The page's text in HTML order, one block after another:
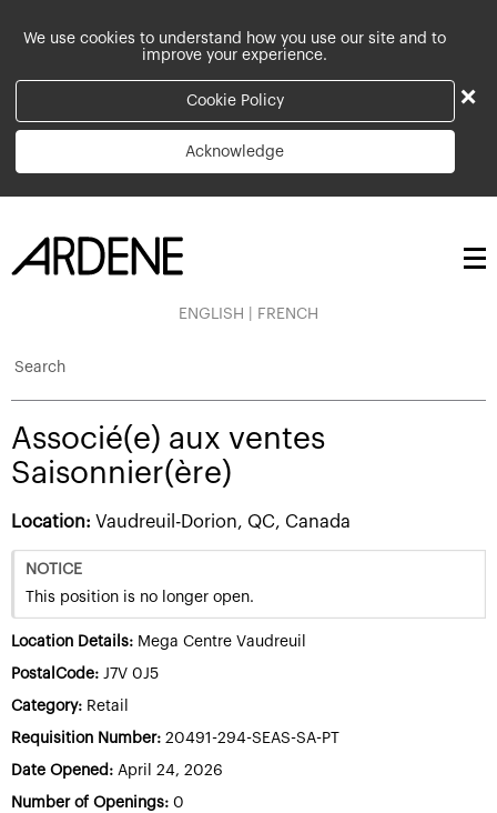
We use cookies to understand how you use our site and to
improve your experience.
Cookie Policy
Acknowledge
×
ENGLISH FRENCH
Search
Associé(e) aux ventes
Saisonnier(ère)
Location: Vaudreuil-Dorion, QC, Canada
NOTICE
This position is no longer open.
Location Details: Mega Centre Vaudreuil
PostalCode: J7V 0J5
Category: Retail
Requisition Number: 20491-294-SEAS-SA-PT
Date Opened: April 24, 2026
Number of Openings: 0